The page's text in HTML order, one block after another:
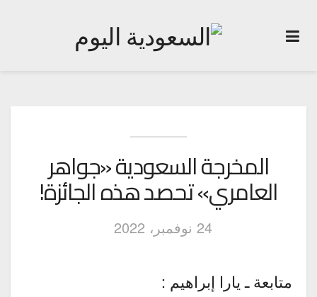
المخرجة السعودية «جواهر
العامري» تحصد هذه الجائزة!
24 نوفمبر، 2022
متابعة ـ يارا إبراهيم :